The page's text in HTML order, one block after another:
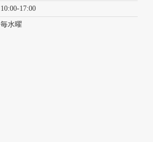
10:00-17:00
毎水曜